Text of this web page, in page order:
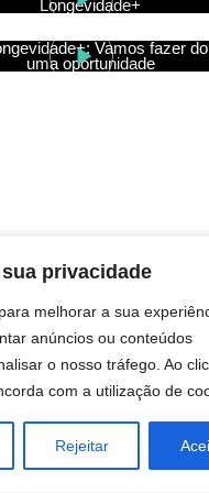
privacidade
melhorar a sua
anúncios ou conteúdos
o nosso tráfego. Ao
com a utilização de
Rejeitar
049